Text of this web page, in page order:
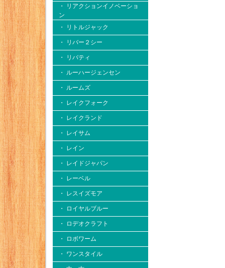
・ リアクションイノベーショ
ン
・ リトルジャック
・ リバー２シー
・ リバティ
・ ルーハージェンセン
・ ルームズ
・ レイクフォーク
・ レイクランド
・ レイサム
・ レイン
・ レイドジャパン
・ レーベル
・ レスイズモア
・ ロイヤルブルー
・ ロデオクラフト
・ ロボワーム
・ ワンスタイル